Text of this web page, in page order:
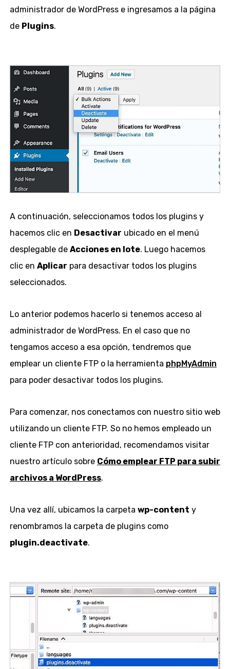
administrador de WordPress e ingresamos a la página
de Plugins.
A continuación, seleccionamos todos los plugins y
hacemos clic en Desactivar ubicado en el menú
desplegable de Acciones en lote. Luego hacemos
clic en Aplicar para desactivar todos los plugins
seleccionados.
Lo anterior podemos hacerlo si tenemos acceso al
administrador de WordPress. En el caso que no
tengamos acceso a esa opción, tendremos que
emplear un cliente FTP o la herramienta phpMyAdmin
para poder desactivar todos los plugins.
Para comenzar, nos conectamos con nuestro sitio web
utilizando un cliente FTP. So no hemos empleado un
cliente FTP con anterioridad, recomendamos visitar
nuestro artículo sobre Cómo emplear FTP para subir
archivos a WordPress.
Una vez allí, ubicamos la carpeta wp-content y
renombramos la carpeta de plugins como
plugin.deactivate.